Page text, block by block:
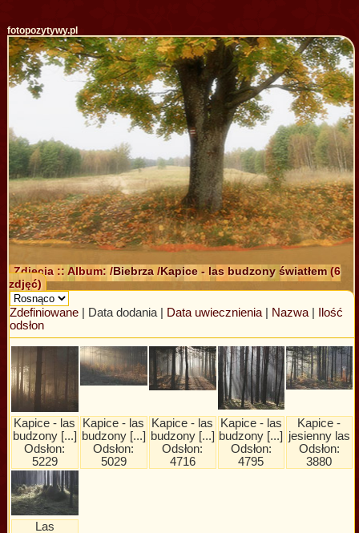
fotopozytywy.pl
Zdjęcia :: Album: /Biebrza/Kapice - las budzony światłem(6
zdjęć)
Zdefiniowane| Data dodania | Data uwiecznienia| Nazwa|
Ilość
odsłon
Kapice - las
budzony [...]
Odsłon:
5229
Kapice - las
budzony [...]
Odsłon:
5029
Kapice - las
budzony [...]
Odsłon:
4716
Kapice - las
budzony [...]
Odsłon:
4795
Kapice -
jesienny las
Odsłon:
3880
Las